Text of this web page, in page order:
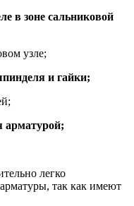
в зоне сальниковой
узле;
и гайки;
арматурой;
легко
так как имеют